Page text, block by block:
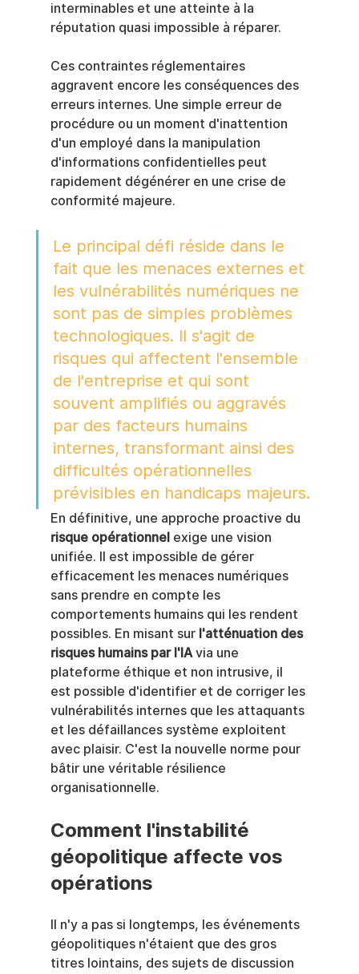
interminables et une atteinte à la
réputation quasi impossible à réparer.
Ces contraintes réglementaires
aggravent encore les conséquences des
erreurs internes. Une simple erreur de
procédure ou un moment d'inattention
d'un employé dans la manipulation
d'informations confidentielles peut
rapidement dégénérer en une crise de
conformité majeure.
Le principal défi réside dans le
fait que les menaces externes et
les vulnérabilités numériques ne
sont pas de simples problèmes
technologiques. Il s'agit de
risques qui affectent l'ensemble
de l'entreprise et qui sont
souvent amplifiés ou aggravés
par des facteurs humains
internes, transformant ainsi des
difficultés opérationnelles
prévisibles en handicaps majeurs.
En définitive, une approche proactive du
risque opérationnel exige une vision
unifiée. Il est impossible de gérer
efficacement les menaces numériques
sans prendre en compte les
comportements humains qui les rendent
possibles. En misant sur l'atténuation des
risques humains par l'IA via une
plateforme éthique et non intrusive, il
est possible d'identifier et de corriger les
vulnérabilités internes que les attaquants
et les défaillances système exploitent
avec plaisir. C'est la nouvelle norme pour
bâtir une véritable résilience
organisationnelle.
Comment l'instabilité
géopolitique affecte vos
opérations
Il n'y a pas si longtemps, les événements
géopolitiques n'étaient que des gros
titres lointains, des sujets de discussion